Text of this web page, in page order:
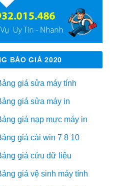
BÁO GIÁ 2020
giá sửa máy tính
giá sửa máy in
giá nạp mực máy in
giá cài win 7 8 10
giá cứu dữ liệu
giá vệ sinh máy tính